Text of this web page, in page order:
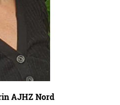
AJHZ Nord